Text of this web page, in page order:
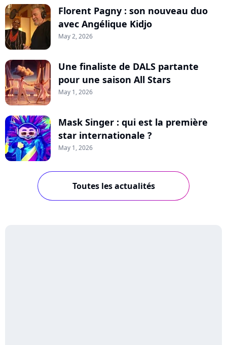
Florent Pagny : son nouveau duo
avec Angélique Kidjo
May 2, 2026
Une finaliste de DALS partante
pour une saison All Stars
May 1, 2026
Mask Singer : qui est la première
star internationale ?
May 1, 2026
Toutes les actualités